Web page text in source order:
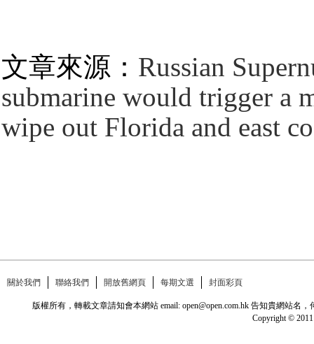
文章來源： Russian
submarine would trigger a
wipe out Florida and east
關於我們 聯絡我們 開放舊網頁 每期文選 封面彩頁
版權所有，轉載文章請知會本網站 email: open@open.com.hk 告知貴網站
Copyright © 2011